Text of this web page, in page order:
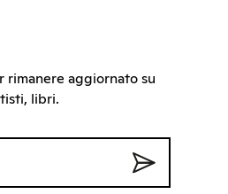
rimanere aggiornato su
libri.